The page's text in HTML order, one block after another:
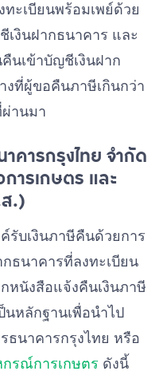
ะเบียนพร้อมเพย์ด้วย
งินฝากธนาคาร และ
นเข้าบัญชีเงินฝาก
งที่ผู้ขอคืนภาษีเกินกว่า
ผ่านมา
คารกรุงไทย จำกัด
ารเกษตร และ
.)
รับเงินภาษีคืนด้วยการ
ธนาคารที่ลงทะเบียน
หนังสือแจ้งคืนเงินภาษี
นหลักฐานเพื่อนำไป
ธนาคารกรุงไทย หรือ
กรณ์การเกษตร ดังนี้